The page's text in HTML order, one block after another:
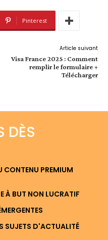
Pinterest
Article suivant
Visa France 2025 : Comment
remplir le formulaire +
Télécharger
DÈS
CONTENU PREMIUM
À BUT NON LUCRATIF
SUJETS D'ACTUALITÉ